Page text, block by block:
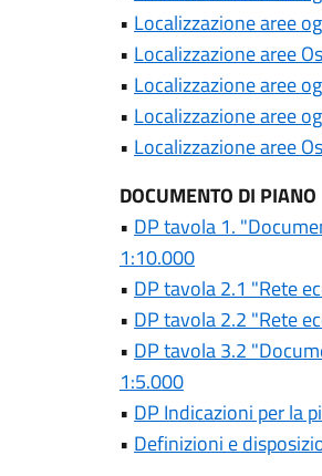
• Localizzazione aree
• Localizzazione aree
• Localizzazione aree
• Localizzazione aree
• Localizzazione aree
DOCUMENTO DI PIANO
• DP tavola 1.
1:10.000
• DP tavola 2.1 "Rete
• DP tavola 2.2 "Rete
• DP tavola 3.2
1:5.000
• DP Indicazioni per la
• Definizioni e